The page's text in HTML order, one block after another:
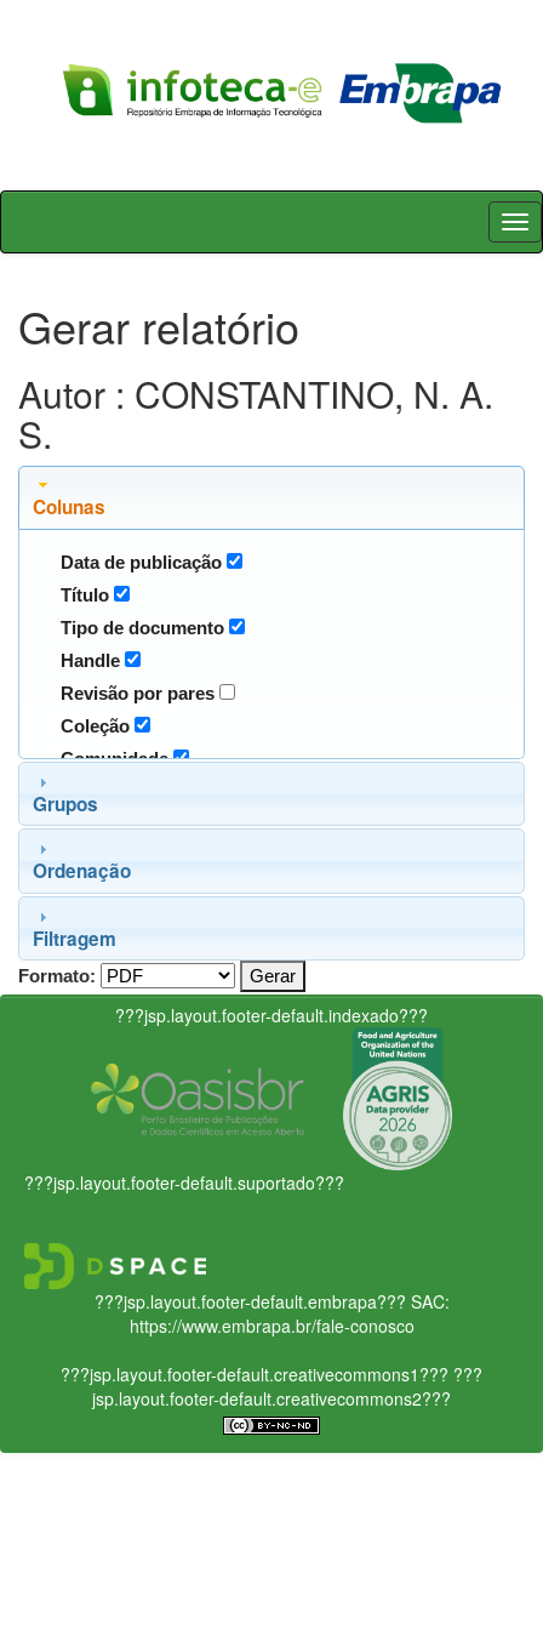
Skip
Gerar relatório
Autor : CONSTANTINO, N. A.
S.
Colunas
Data de publicação
Título
Tipo de documento
Handle
Revisão por pares
Coleção
Comunidade
Grupos
Ordenação
Filtragem
Formato:
???jsp.layout.footer-default.indexado???
???jsp.layout.footer-default.suportado???
???jsp.layout.footer-default.embrapa??? SAC:
https://www.embrapa.br/fale-conosco
???jsp.layout.footer-default.creativecommons1??? ???
jsp.layout.footer-default.creativecommons2???